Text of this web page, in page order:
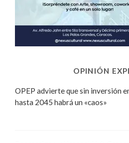
OPINIÓN
OPEP advierte que sin inversión
hasta 2045 habrá un «caos»